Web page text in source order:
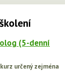
(5-denní
určený zejména